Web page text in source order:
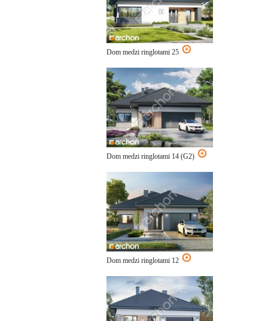
Dom medzi ringlotami 25
Dom medzi ringlotami 14 (G2)
Dom medzi ringlotami 12